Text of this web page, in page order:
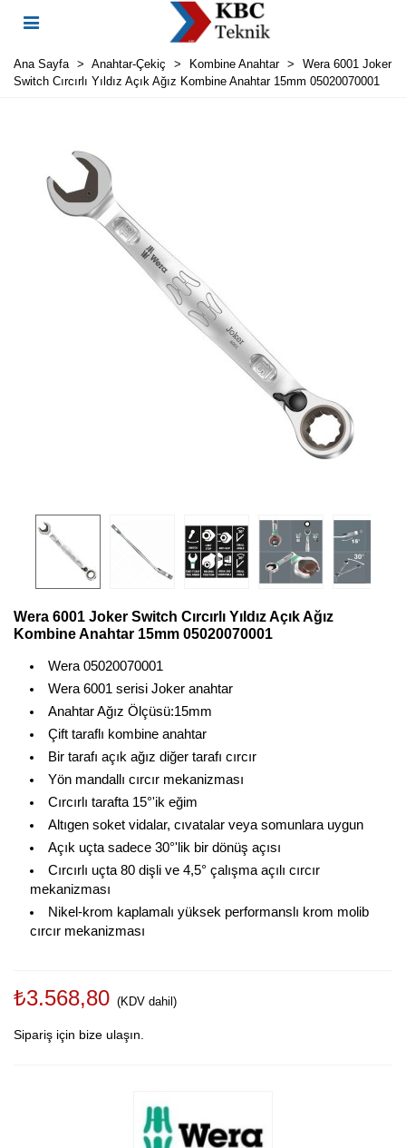
Ana Sayfa > Anahtar-Çekiç > Kombine Anahtar >
Wera 6001 Joker
Switch Cırcırlı Yıldız Açık Ağız Kombine Anahtar 15mm 05020070001
Wera 6001 Joker Switch Cırcırlı Yıldız Açık Ağız
Kombine Anahtar 15mm 05020070001
Wera 05020070001
Wera 6001 serisi Joker anahtar
Anahtar Ağız Ölçüsü:15mm
Çift taraflı kombine anahtar
Bir tarafı açık ağız diğer tarafı cırcır
Yön mandallı cırcır mekanizması
Cırcırlı tarafta 15°'ik eğim
Altıgen soket vidalar, cıvatalar veya somunlara uygun
Açık uçta sadece 30°'lik bir dönüş açısı
Cırcırlı uçta 80 dişli ve 4,5° çalışma açılı cırcır
mekanizması
Nikel-krom kaplamalı yüksek performanslı krom molib
cırcır mekanizması
₺3.568,80 (KDV dahil)
Sipariş için bize ulaşın.